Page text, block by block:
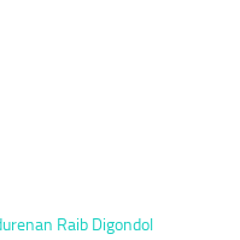
Raib Digondol